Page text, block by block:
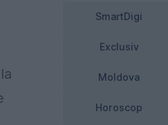
SmartDigi
Exclusiv
Moldova
Horoscop